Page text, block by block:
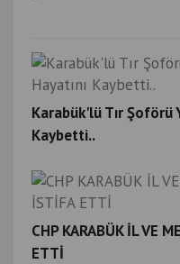
Karabük'lü Tır Şoförü
Kaybetti..
CHP KARABÜK İL VE
ETTİ